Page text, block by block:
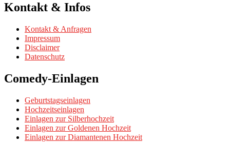
Kontakt & Infos
Kontakt & Anfragen
Impressum
Disclaimer
Datenschutz
Comedy-Einlagen
Geburtstagseinlagen
Hochzeitseinlagen
Einlagen zur Silberhochzeit
Einlagen zur Goldenen Hochzeit
Einlagen zur Diamantenen Hochzeit